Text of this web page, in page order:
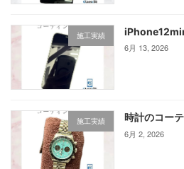
施工実績
6月 13, 2026
施工実績 時計のコー
6月 2, 2026